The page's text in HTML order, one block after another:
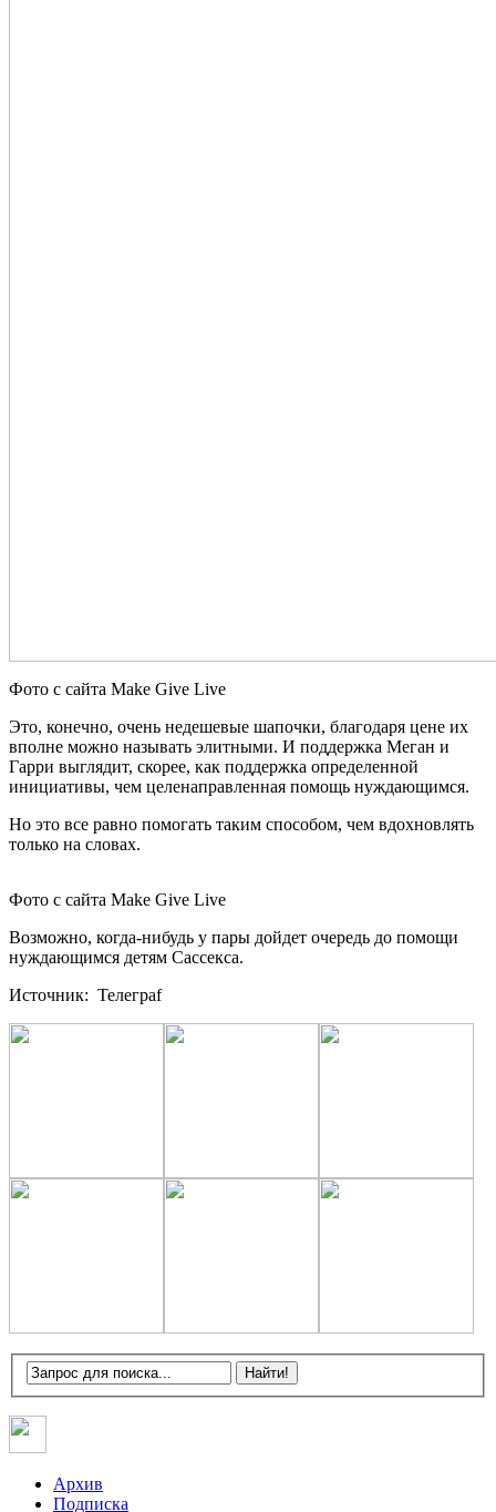
Фото с сайта Make Give Live
Это, конечно, очень недешевые шапочки, благодаря цене их
вполне можно называть элитными. И поддержка Меган и
Гарри выглядит, скорее, как поддержка определенной
инициативы, чем целенаправленная помощь нуждающимся.
Но это все равно помогать таким способом, чем вдохновлять
только на словах.
Фото с сайта Make Give Live
Возможно, когда-нибудь у пары дойдет очередь до помощи
нуждающимся детям Сассекса.
Источник: Телеграf
Архив
Подписка